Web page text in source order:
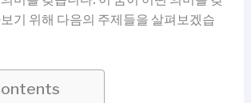
기 위해 다음의 주제들을 살펴보겠습